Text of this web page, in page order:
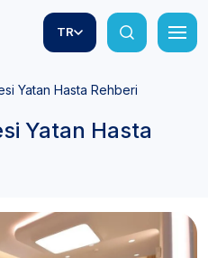
TR
Yatan Hasta Rehberi
Yatan Hasta